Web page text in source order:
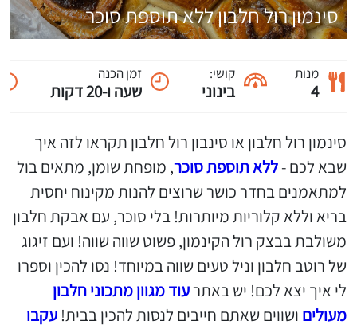
סינמון רול חלבון ללא תוספת סוכר
מנות
4
קושי:
בינוני
זמן הכנה
שעה ו-20 דקות
סינמון רול חלבון או סינבון רול חלבון תקראו לזה איך
שבא לכם -ללא תוספת סוכר, מופחת שומן, מתאים בול
למתאמנים בחדר כושר שרוצים להנות מקינוח יחסית
בריא וללא קלוריות מיותרות! בלי סוכר, עם אבקת חלבון
משולבת בבצק רול הקינמון, פשוט שווה שווה! ועם זיגוג
של רוטב חלבון וניל טעים שווה במיוחד! נסו להכין וספרו
לי איך יצא לכם! יש באתרעוד מגוון מתכוני חלבון
מעולים ושווים שאתם חייבים לנסות להכין בבית! עקבו